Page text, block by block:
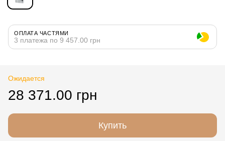
ОПЛАТА ЧАСТЯМИ
3 платежа по 9 457.00 грн
Ожидается
28 371.00 грн
Купить